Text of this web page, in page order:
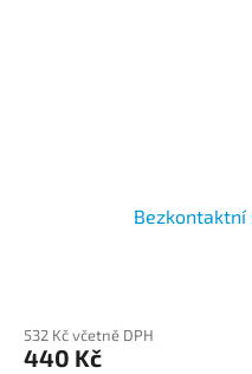
Bezkontaktní
532 Kč včetně DPH
440 Kč